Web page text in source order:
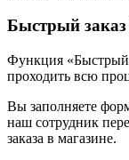
Быстрый
Функция «Быстрый
проходить всю
Вы заполняете
наш сотрудник
заказа в магазине.